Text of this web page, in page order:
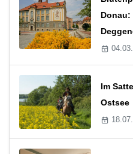
Donau:
Im
Ostsee